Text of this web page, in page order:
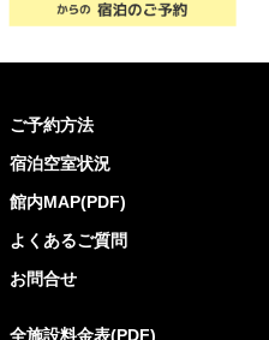
ご予約方法
宿泊空室状況
館内MAP(PDF)
よくあるご質問
お問合せ
全施設料金表(PDF)